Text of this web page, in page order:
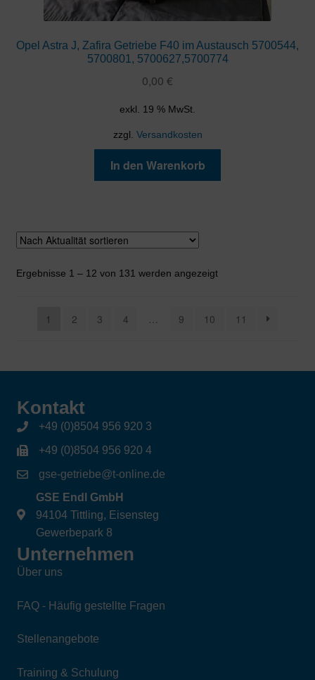
Opel Astra J, Zafira Getriebe F40 im Austausch 5700544,
5700801, 5700627,5700774
0,00 €
exkl. 19 % MwSt.
zzgl. Versandkosten
In den Warenkorb
Ergebnisse 1 – 12 von 131 werden angezeigtNach
1 2 3 4 9 10 11
Kontakt
+49 (0)8504 956 920 3
+49 (0)8504 956 920 4
gse-getriebe@t-online.de
GSE Endl GmbH
94104 Tittling, Eisensteg
Gewerbepark 8
Unternehmen
Über uns
FAQ - Häufig gestellte Fragen
Stellenangebote
Training & Schulung